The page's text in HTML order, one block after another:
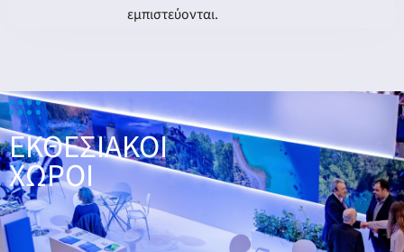
εμπιστεύονται.
ΕΚΘΕΣΙΑΚΟΙ
ΧΩΡΟΙ